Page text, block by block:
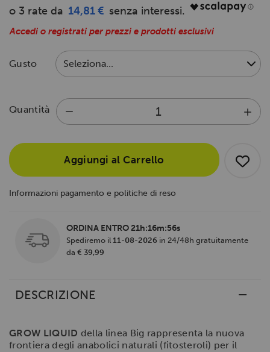
14,81 €
Accedi o registrati per prezzi e prodotti esclusivi
Gusto
Quantità
Aggiungi al Carrello
Informazioni pagamento e politiche di reso
ORDINA ENTRO21h:16m:56s
Spediremo il 11-08-2026 in 24/48h gratuitamente
da € 39,99
DESCRIZIONE
GROW LIQUID della linea Big rappresenta la nuova
frontiera degli anabolici naturali (fitosteroli) per il